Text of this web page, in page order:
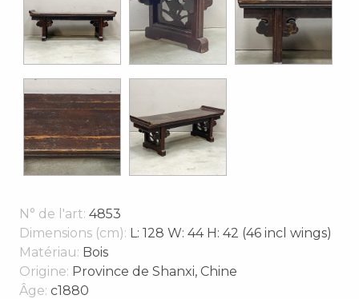
N° de l'art: 4853
Dimensions (cm): L: 128 W: 44 H: 42 (46 incl wings)
Matériau: Bois
Origine: Province de Shanxi, Chine
Âge: c1880